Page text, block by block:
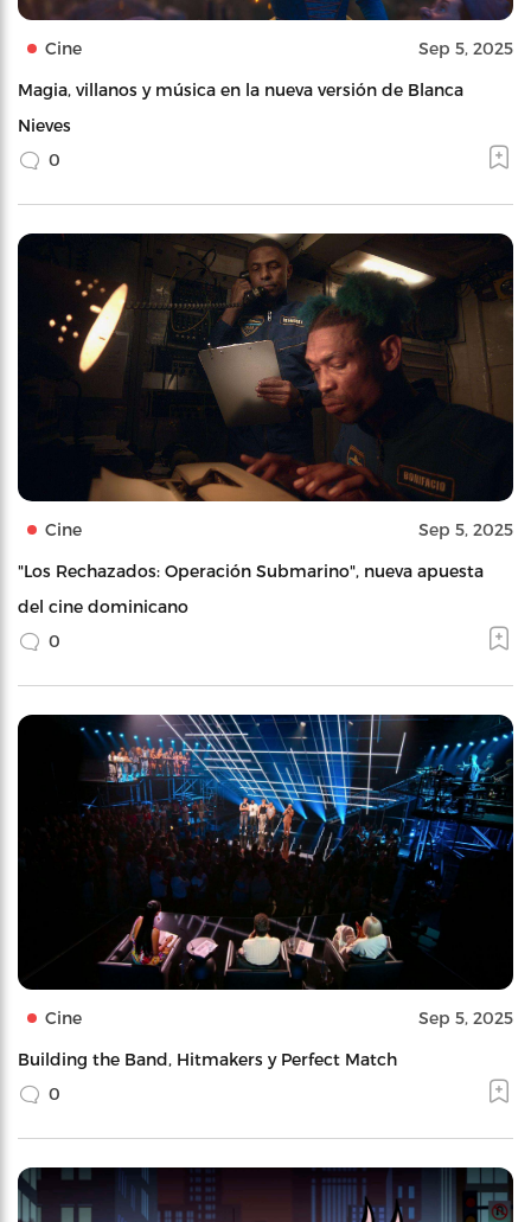
Cine Sep 5, 2025
Magia, villanos y música en la nueva versión de Blanca
Nieves
0
Cine Sep 5, 2025
"Los Rechazados: Operación Submarino", nueva apuesta
del cine dominicano
0
Cine Sep 5, 2025
Building the Band, Hitmakers y Perfect Match
0